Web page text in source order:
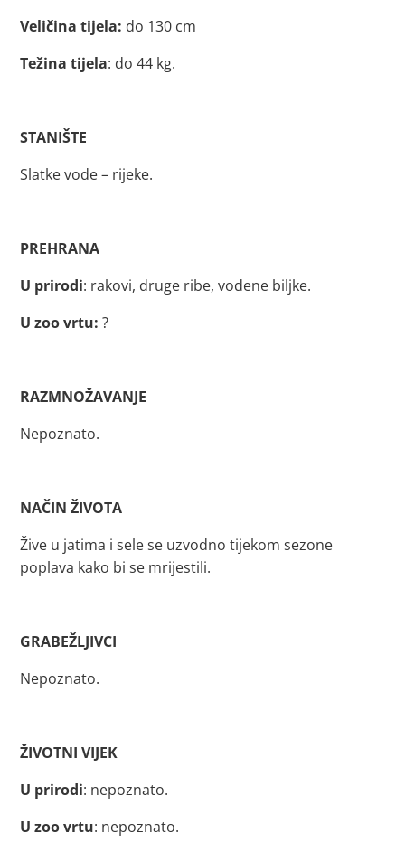
Veličina tijela: do 130 cm
Težina tijela: do 44 kg.
STANIŠTE
Slatke vode – rijeke.
PREHRANA
U prirodi: rakovi, druge ribe, vodene biljke.
U zoo vrtu:?
RAZMNOŽAVANJE
Nepoznato.
NAČIN ŽIVOTA
Žive u jatima i sele se uzvodno tijekom sezone
poplava kako bi se mrijestili.
GRABEŽLJIVCI
Nepoznato.
ŽIVOTNI VIJEK
U prirodi: nepoznato.
U zoo vrtu: nepoznato.